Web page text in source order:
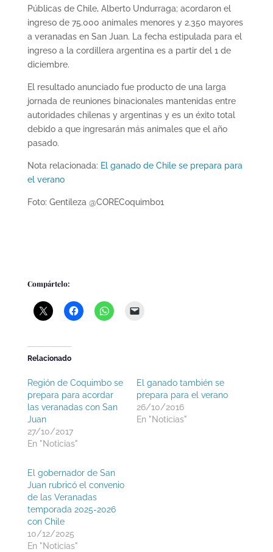
Públicas de Chile, Alberto Undurraga; acordaron el
ingreso de 75.000 animales menores y 2.350 mayores
a veranadas en San Juan. La fecha estipulada para el
ingreso a la cordillera argentina es a partir del 1 de
diciembre.
El resultado anunciado fue producto de una larga
jornada de reuniones binacionales mantenidas entre
autoridades chilenas y argentinas y es un éxito total
debido a que ingresarán más animales que el año
pasado.
Nota relacionada: El ganado de Chile se prepara para
el verano
Foto: Gentileza @CORECoquimbo1
Compártelo:
Relacionado
Región de Coquimbo se
prepara para acordar
las veranadas con San
Juan
27/10/2017
En "Noticias"
El ganado también se
prepara para el verano
26/10/2016
En "Noticias"
El gobernador de San
Juan rubricó el convenio
de las Veranadas
temporada 2025-2026
con Chile
10/12/2025
En "Noticias"